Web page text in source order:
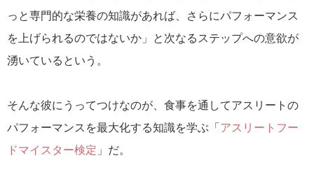
っと専門的な栄養の知識があれば、さらにパフォーマンス
を上げられるのではないか」と次なるステップへの意欲が
湧いているという。
そんな彼にうってつけなのが、食事を通してアスリートの
パフォーマンスを最大化する知識を学ぶ「 アスリートフー
ドマイスター検定 」だ。